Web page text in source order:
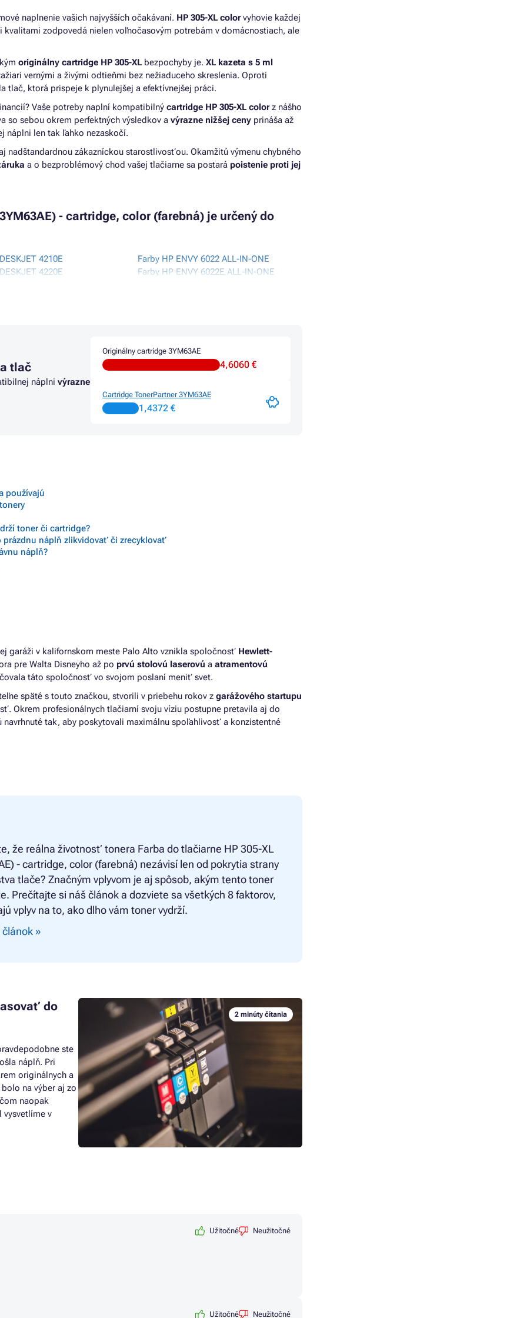
naplnenie vašich najvyšších očakávaní. HP 305-XL colorvyhovie každej
kvalitami zodpovedá nielen voľnočasovým potrebám v domácnostiach, ale
originálny cartridge HP 305-XL bezpochyby je. XL kazeta s 5 ml
vernými a živými odtieňmi bez nežiaduceho skreslenia. Oproti
tlač, ktorá prispeje k plynulejšej a efektívnejšej práci.
Vaše potreby naplní kompatibilný cartridge HP 305-XL colorz nášho
so sebou okrem perfektných výsledkov a výrazne nižšej ceny prináša až
náplni len tak ľahko nezaskočí.
zákazníckou starostlivosťou. Okamžitú výmenu chybného
a o bezproblémový chod vašej tlačiarne sa postará poistenie proti jej
- cartridge, color (farebná) je určený do
4210E
4220E
PLUS 4110E
PLUS 4120
PLUS 4120E
DESKJET PLUS 4122 ALL-IN-
PLUS 4132
PLUS 4140
PLUS 4152
PLUS 4155
PLUS 4158
6000 ALL-IN-ONE
6000E ALL-IN-ONE
6010
6020E ALL-IN-ONE
Farby HP ENVY 6022 ALL-IN-ONE
Farby HP ENVY 6022E ALL-IN-ONE
Farby HP ENVY 6400 ALL-IN-ONE SERIES
Farby HP ENVY 6400E ALL-IN-ONE
Farby HP ENVY 6430E ALL-IN-ONE
Farby HP ENVY 6432E ALL-IN-ONE
Farby HP ENVY PRO 6432 ALL-IN-ONE
tlač
náplni výrazne
Originálny cartridge 3YM63AE
4,6060 €
Cartridge TonerPartner 3YM63AE
1,4372 €
používajú
toner či cartridge?
náplň zlikvidovať či zrecyklovať
náplň?
garáži v kalifornskom meste Palo Alto vznikla spoločnosť Hewlett-
pre Walta Disneyho až po prvú stolovú laserovú a atramentovú
táto spoločnosť vo svojom poslaní meniť svet.
späté s touto značkou, stvorili v priebehu rokov z garážového startupu
Okrem profesionálnych tlačiarní svoju víziu postupne pretavila aj do
navrhnuté tak, aby poskytovali maximálnu spoľahlivosť a konzistentné
že reálna životnosť tonera Farba do tlačiarne HP 305-XL
- cartridge, color (farebná) nezávisí len od pokrytia strany
tlače? Značným vplyvom je aj spôsob, akým tento toner
Prečítajte si náš článok a dozviete sa všetkých 8 faktorov,
vplyv na to, ako dlho vám toner vydrží.
»
2 minúty čítania
do
ste
náplň. Pri
originálnych a
na výber aj zo
naopak
vysvetlíme v
Užitočné Neužitočné
Užitočné Neužitočné